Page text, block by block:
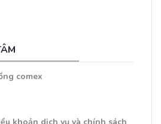
comex
khoản dịch vụ và chính sách